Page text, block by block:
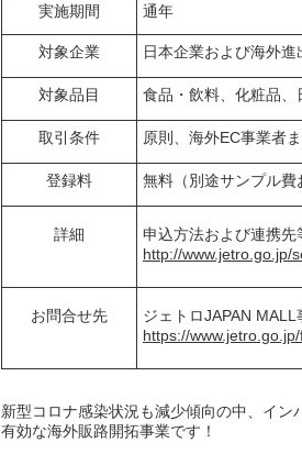
実施期間 通年
対象企業 日本企業および海外進
対象品目 食品・飲料、化粧品
取引条件 原則、海外EC事業者
登録料 無料（別途サンプル費
詳細
申込方法および連携先
http://www.jetro.go.jp/
お問合せ先
ジェトロJAPAN MALL
https://
新型コロナ感染状況も減少傾向の中、イ
有効な海外販路開拓事業です！